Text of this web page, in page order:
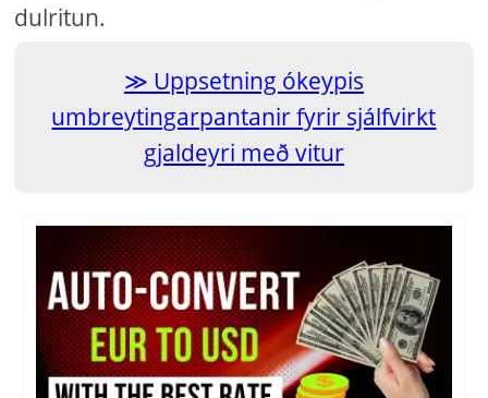
dulritun.
Uppsetning ókeypis
umbreytingarpantanir fyrir sjálfvirkt
gjaldeyri með vitur